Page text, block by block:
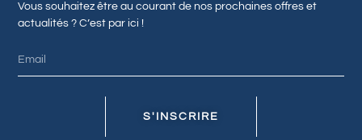
Vous souhaitez être au courant de nos prochaines offres et
actualités ? C’est par ici !
S'INSCRIRE